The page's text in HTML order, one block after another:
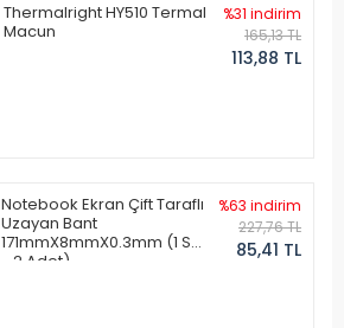
Thermalright HY510 Termal
Macun
%31 indirim
165,13 TL
113,88 TL
Notebook Ekran Çift Taraflı
Uzayan Bant
171mmX8mmX0.3mm (1 Set
- 2 Adet)
%63 indirim
227,76 TL
85,41 TL